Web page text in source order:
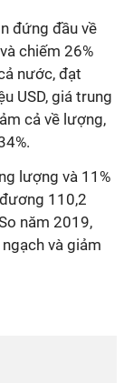
đứng đầu về
chiếm 26%
nước, đạt
USD, giá trung
cả về lượng,
lượng và 11%
110,2
năm 2019,
và giảm